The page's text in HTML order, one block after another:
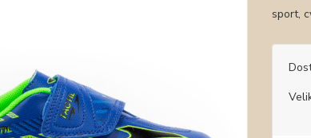
sport,